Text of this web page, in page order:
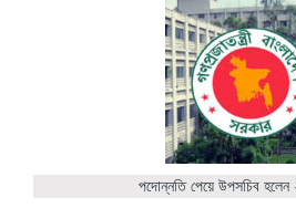
পদোন্নতি পেয়ে উপসচিব হলেন